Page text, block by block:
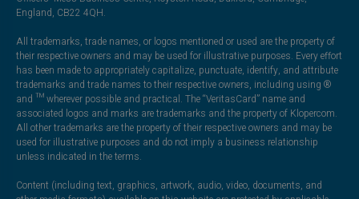
England, CB22 4QH.
All trademarks, trade names, or logos mentioned or used are the property of
their respective owners and may be used for illustrative purposes. Every effort
has been made to appropriately capitalize, punctuate, identify, and attribute
trademarks and trade names to their respective owners, including using ®
and ™ wherever possible and practical. The “VeritasCard” name and
associated logos and marks are trademarks and the property of Klopercom.
All other trademarks are the property of their respective owners and may be
used for illustrative purposes and do not imply a business relationship
unless indicated in the terms.
Content (including text, graphics, artwork, audio, video, documents, and